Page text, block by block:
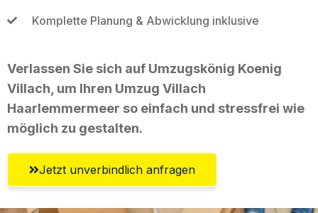
Komplette Planung & Abwicklung inklusive
Verlassen Sie sich auf Umzugskönig Koenig
Villach, um Ihren Umzug Villach
Haarlemmermeer so einfach und stressfrei wie
möglich zu gestalten.
Jetzt unverbindlich anfragen